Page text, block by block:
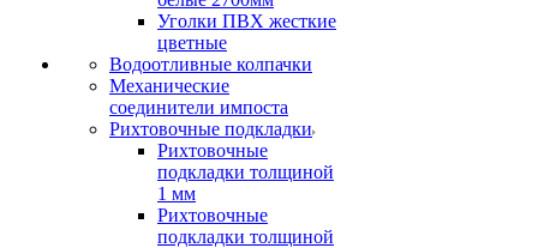
Уголки ПВХ жесткие
цветные
Водоотливные колпачки
Механические
соединители импоста
Рихтовочные подкладки
Рихтовочные
подкладки толщиной
1 мм
Рихтовочные
подкладки толщиной